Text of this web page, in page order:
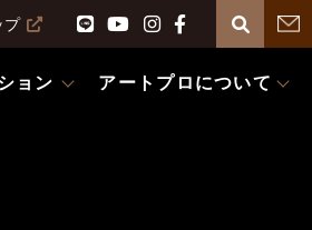
プ
ョン アートプロについて